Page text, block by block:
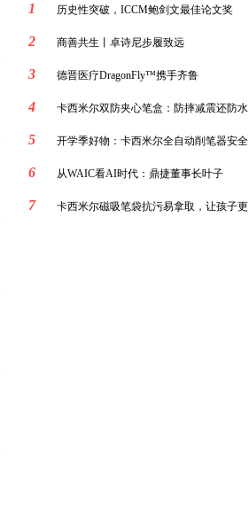
1
历史性突破，ICCM鲍剑文最佳论文奖
2 商善共生丨卓诗尼步履致远
3 德晋医疗DragonFly™携手齐鲁
4 卡西米尔双防夹心笔盒：防摔减震还防水
5 开学季好物：卡西米尔全自动削笔器安全
6 从WAIC看AI时代：鼎捷董事长叶子
7 卡西米尔磁吸笔袋抗污易拿取，让孩子更